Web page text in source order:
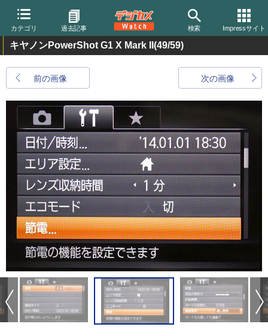
カテゴリ 過去記事 検索 Impressサイト
キヤノンPowerShot G1 X Mark II (49/59)
前の画像 次の画像